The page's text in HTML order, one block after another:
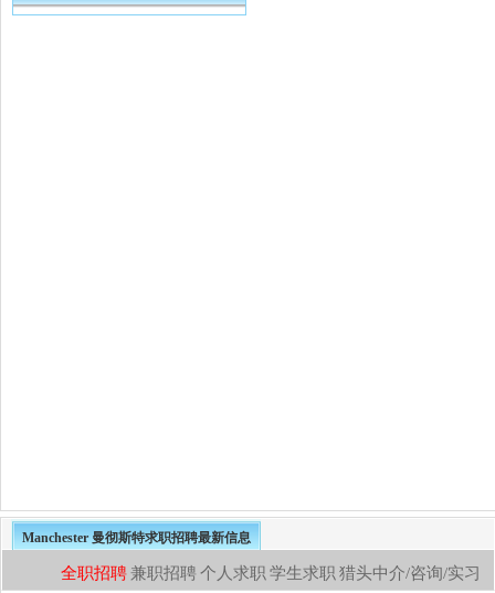
Manchester 曼彻斯特求职招聘最新信息
全职招聘兼职招聘 个人求职 学生求职 猎头中介/咨询/实习